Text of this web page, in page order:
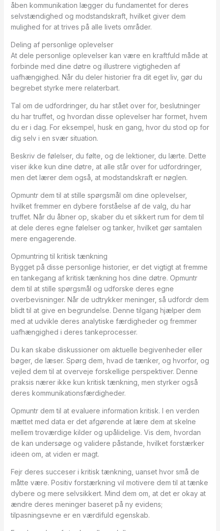
åben kommunikation lægger du fundamentet for deres
selvstændighed og modstandskraft, hvilket giver dem
mulighed for at trives på alle livets områder.
Deling af personlige oplevelser
At dele personlige oplevelser kan være en kraftfuld måde at
forbinde med dine døtre og illustrere vigtigheden af
uafhængighed. Når du deler historier fra dit eget liv, gør du
begrebet styrke mere relaterbart.
Tal om de udfordringer, du har stået over for, beslutninger
du har truffet, og hvordan disse oplevelser har formet, hvem
du er i dag. For eksempel, husk en gang, hvor du stod op for
dig selv i en svær situation.
Beskriv de følelser, du følte, og de lektioner, du lærte. Dette
viser ikke kun dine døtre, at alle står over for udfordringer,
men det lærer dem også, at modstandskraft er nøglen.
Opmuntr dem til at stille spørgsmål om dine oplevelser,
hvilket fremmer en dybere forståelse af de valg, du har
truffet. Når du åbner op, skaber du et sikkert rum for dem til
at dele deres egne følelser og tanker, hvilket gør samtalen
mere engagerende.
Opmuntring til kritisk tænkning
Bygget på disse personlige historier, er det vigtigt at fremme
en tankegang af kritisk tænkning hos dine døtre. Opmuntr
dem til at stille spørgsmål og udforske deres egne
overbevisninger. Når de udtrykker meninger, så udfordr dem
blidt til at give en begrundelse. Denne tilgang hjælper dem
med at udvikle deres analytiske færdigheder og fremmer
uafhængighed i deres tankeprocesser.
Du kan skabe diskussioner om aktuelle begivenheder eller
bøger, de læser. Spørg dem, hvad de tænker, og hvorfor, og
vejled dem til at overveje forskellige perspektiver. Denne
praksis nærer ikke kun kritisk tænkning, men styrker også
deres kommunikationsfærdigheder.
Opmuntr dem til at evaluere information kritisk. I en verden
mættet med data er det afgørende at lære dem at skelne
mellem troværdige kilder og upålidelige. Vis dem, hvordan
de kan undersøge og validere påstande, hvilket forstærker
ideen om, at viden er magt.
Fejr deres succeser i kritisk tænkning, uanset hvor små de
måtte være. Positiv forstærkning vil motivere dem til at tænke
dybere og mere selvsikkert. Mind dem om, at det er okay at
ændre deres meninger baseret på ny evidens;
tilpasningsevne er en værdifuld egenskab.